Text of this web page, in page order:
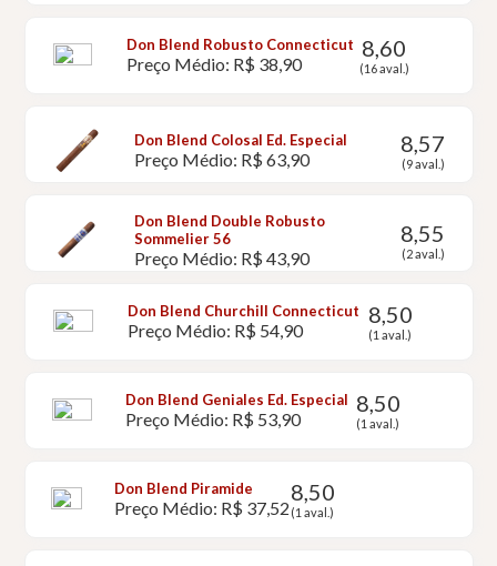
Don Blend Robusto Connecticut
Preço Médio: R$ 38,90
8,60
(16 aval.)
Don Blend Colosal Ed. Especial
Preço Médio: R$ 63,90
8,57
(9 aval.)
Don Blend Double Robusto
Sommelier 56
Preço Médio: R$ 43,90
8,55
(2 aval.)
Don Blend Churchill Connecticut
Preço Médio: R$ 54,90
8,50
(1 aval.)
Don Blend Geniales Ed. Especial
Preço Médio: R$ 53,90
8,50
(1 aval.)
Don Blend Piramide
Preço Médio: R$ 37,52
8,50
(1 aval.)